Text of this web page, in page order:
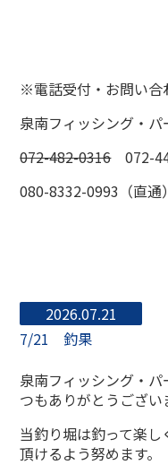
※電話受付・お問い
泉南フィッシング・パ
072-482-0316072-
080-8332-0993（直通）
2026.07.21
7/21 釣果
泉南フィッシング・
つもありがとうござい
当釣り堀は釣って楽
頂けるよう努めます。